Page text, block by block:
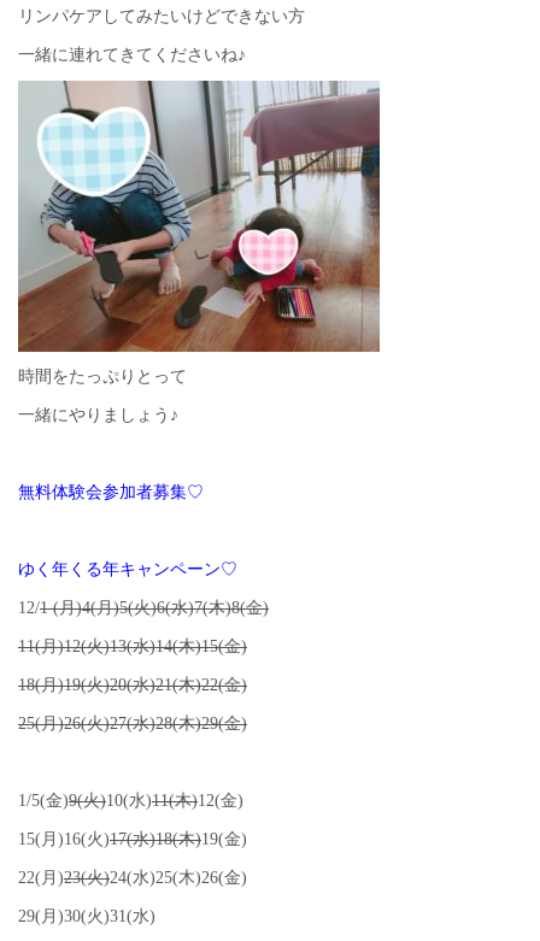
リンパケアしてみたいけどできない方
一緒に連れてきてくださいね♪
時間をたっぷりとって
一緒にやりましょう♪
無料体験会参加者募集♡
ゆく年くる年キャンペーン♡
12/1 (月)4(月)5(火)6(水)7(木)8(金)
11(月)12(火)13(水)14(木)15(金)
18(月)19(火)20(水)21(木)22(金)
25(月)26(火)27(水)28(木)29(金)
1/5(金)9(火)10(水)11(木)12(金)
15(月)16(火)17(水)18(木)19(金)
22(月)23(火)24(水)25(木)26(金)
29(月)30(火)31(水)